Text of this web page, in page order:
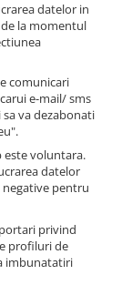
datelor in
la momentul
comunicari
e-mail/ sms
va dezabonati
este voluntara.
datelor
pentru
privind
profiluri de
imbunatatiri